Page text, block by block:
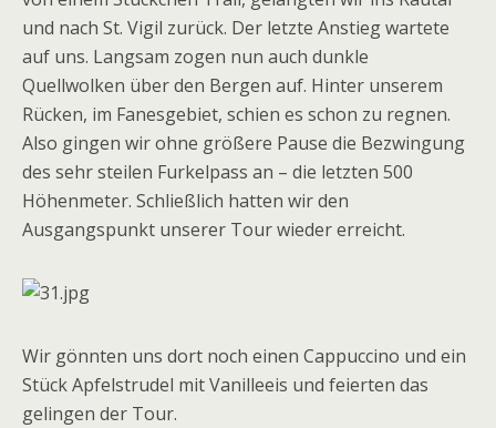
und nach St. Vigil zurück. Der letzte Anstieg wartete
auf uns. Langsam zogen nun auch dunkle
Quellwolken über den Bergen auf. Hinter unserem
Rücken, im Fanesgebiet, schien es schon zu regnen.
Also gingen wir ohne größere Pause die Bezwingung
des sehr steilen Furkelpass an – die letzten 500
Höhenmeter. Schließlich hatten wir den
Ausgangspunkt unserer Tour wieder erreicht.
Wir gönnten uns dort noch einen Cappuccino und ein
Stück Apfelstrudel mit Vanilleeis und feierten das
gelingen der Tour.